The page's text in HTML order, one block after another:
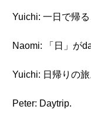
Yuichi: 一日で帰
Naomi: 「日」が
Yuichi: 日帰りの旅
Peter: Daytrip.